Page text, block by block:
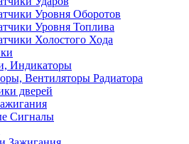
Уровня Оборотов
Уровня Топлива
Холостого Хода
Индикаторы
Вентиляторы Радиатора
дверей
Сигналы